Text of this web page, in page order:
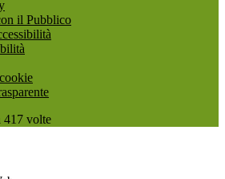
il Pubblico
417 volte